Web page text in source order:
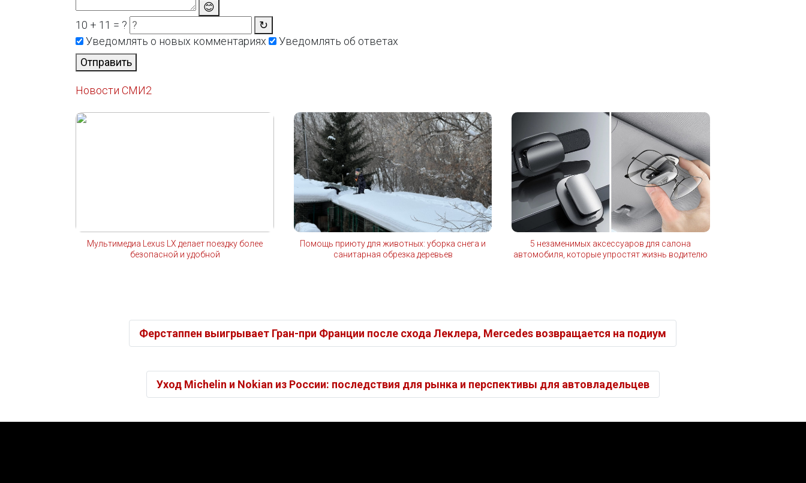
😊
10 + 11 = ?
↻
Уведомлять о новых комментариях
Уведомлять об ответах
Отправить
Новости СМИ2
Мультимедиа Lexus LX делает поездку более
безопасной и удобной
Помощь приюту для животных: уборка снега и
санитарная обрезка деревьев
5 незаменимых аксессуаров для салона
автомобиля, которые упростят жизнь водителю
Ферстаппен выигрывает Гран-при Франции после схода Леклера, Mercedes возвращается на подиум
Уход Michelin и Nokian из России: последствия для рынка и перспективы для автовладельцев